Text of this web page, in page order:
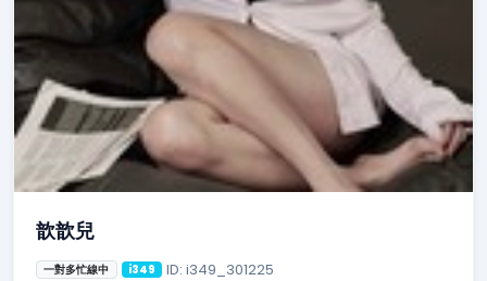
歆歆兒
一對多忙線中 i349 ID: i349_301225